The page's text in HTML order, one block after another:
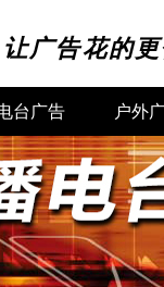
让广告花的
台广告 户外